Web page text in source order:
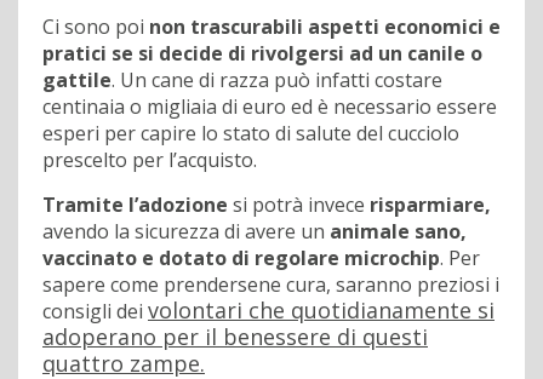
Ci sono poi non trascurabili aspetti economici e
pratici se si decide di rivolgersi ad un canile o
gattile. Un cane di razza può infatti costare
centinaia o migliaia di euro ed è necessario essere
esperi per capire lo stato di salute del cucciolo
prescelto per l’acquisto.
Tramite l’adozione si potrà invece risparmiare,
avendo la sicurezza di avere un animale sano,
vaccinato e dotato di regolare microchip. Per
sapere come prendersene cura, saranno preziosi i
consigli dei volontari che quotidianamente si
adoperano per il benessere di questi
quattro zampe.